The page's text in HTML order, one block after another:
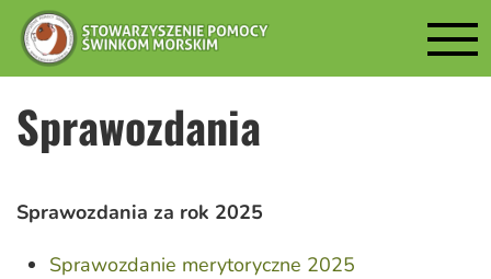
Sprawozdania
Sprawozdania za rok 2025
Sprawozdanie merytoryczne 2025